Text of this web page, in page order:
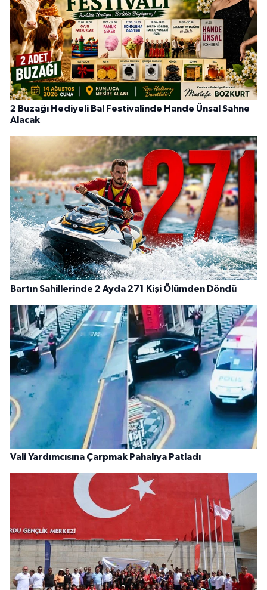
2 Buzağı Hediyeli Bal Festivalinde Hande Ünsal Sahne
Alacak
Bartın Sahillerinde 2 Ayda 271 Kişi Ölümden Döndü
Vali Yardımcısına Çarpmak Pahalıya Patladı